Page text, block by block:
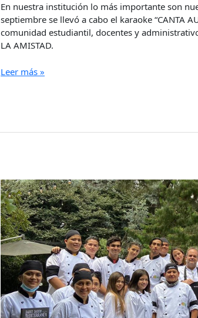
En nuestra institución lo más importante son
septiembre se llevó a cabo el karaoke “CANTA
comunidad estudiantil, docentes y
LA AMISTAD.
Leer más »
Visita
Pedagógica